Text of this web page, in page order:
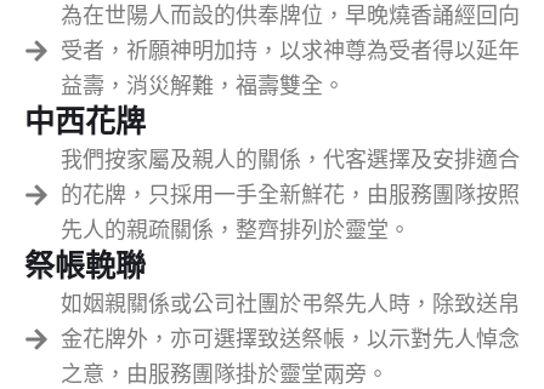
為在世陽人而設的供奉牌位，早晚燒香誦經回向
受者，祈願神明加持，以求神尊為受者得以延年
益壽，消災解難，福壽雙全。
中西花牌
我們按家屬及親人的關係，代客選擇及安排適合
的花牌，只採用一手全新鮮花，由服務團隊按照
先人的親疏關係，整齊排列於靈堂。
祭帳輓聯
如姻親關係或公司社團於弔祭先人時，除致送帛
金花牌外，亦可選擇致送祭帳，以示對先人悼念
之意，由服務團隊掛於靈堂兩旁。